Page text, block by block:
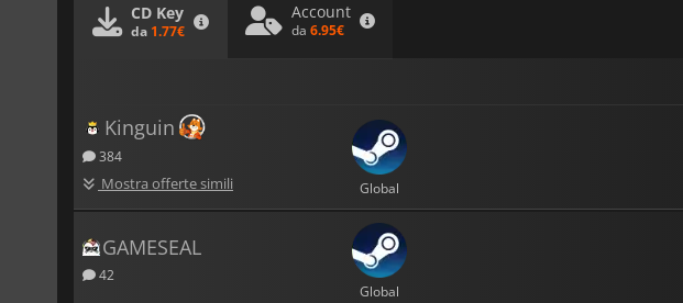
CD Key
da 1.77€
Account
da 6.95€
Kinguin
384
Mostra offerte simili Global
GAMESEAL
42
Global